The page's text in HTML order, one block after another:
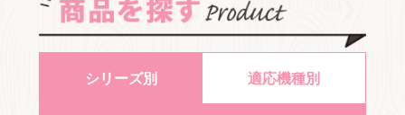
シリーズ別 適応機種別